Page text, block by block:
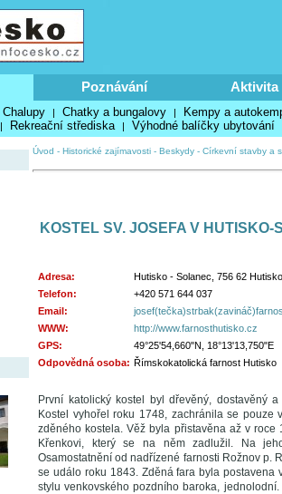
Poznávání Aktivita
Chalupy | Chatky a bungalovy | Kempy a
| Rekreační střediska | Výhodné balíčky ubytování
Úvod - Historické zajímavosti - Beskydy - Církevní stavby a
KOSTEL SV. JOSEFA V HUTISKO-
Adresa:
Hutisko - Solanec, 756 62
Telefon:
+420 571 644 037
Email:
WWW:
http://www.farnosthutisko.cz
GPS:
49°25'54,660"N, 18°13'13,750"E
Odpovědná osoba: Římskokatolická farnost Hutisko
První katolický kostel byl dřevěný, dostavěný
Kostel vyhořel roku 1748, zachránila se
zděného kostela. Věž byla přistavěna až v
Křenkovi, který se na něm zadlužil. Na
Osamostatnění od nadřízené farnosti Rožnov p.
se událo roku 1843. Zděná fara byla
stylu venkovského pozdního baroka,